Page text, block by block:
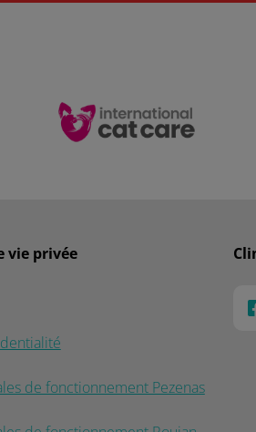
vie privée
de fonctionnement Pezenas